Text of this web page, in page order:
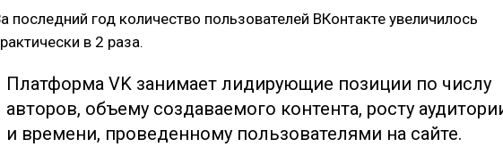
последний год количество пользователей ВКонтакте увеличилось
в 2 раза.
Платформа VK занимает лидирующие позиции по числу
авторов, объему создаваемого контента, росту
и времени, проведенному пользователями на сайте.